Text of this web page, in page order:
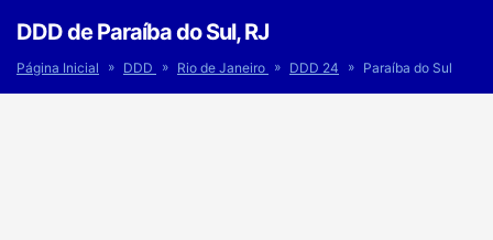
DDD de Paraíba do Sul, RJ
Página Inicial » DDD » Rio de Janeiro » DDD 24 » Paraíba do Sul